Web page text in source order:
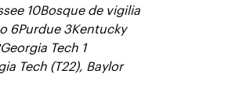
10Bosque de vigilia
6Purdue 3Kentucky
Tech 1
Tech (T22), Baylor